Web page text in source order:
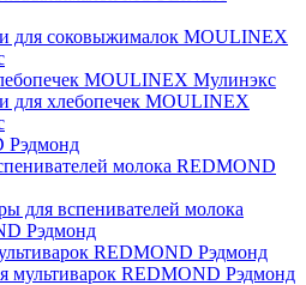
для соковыжималок MOULINEX
MOULINEX Мулинэкс
для хлебопечек MOULINEX
Рэдмонд
молока REDMOND
для вспенивателей молока
Рэдмонд
REDMOND Рэдмонд
мультиварок REDMOND Рэдмонд